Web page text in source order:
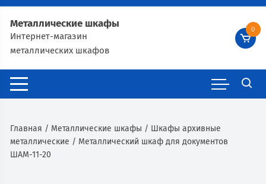
Металлические шкафы
Интернет-магазин
металлических шкафов
0
Главная / Металлические шкафы / Шкафы архивные
металлические / Металлический шкаф для документов
ШАМ-11-20